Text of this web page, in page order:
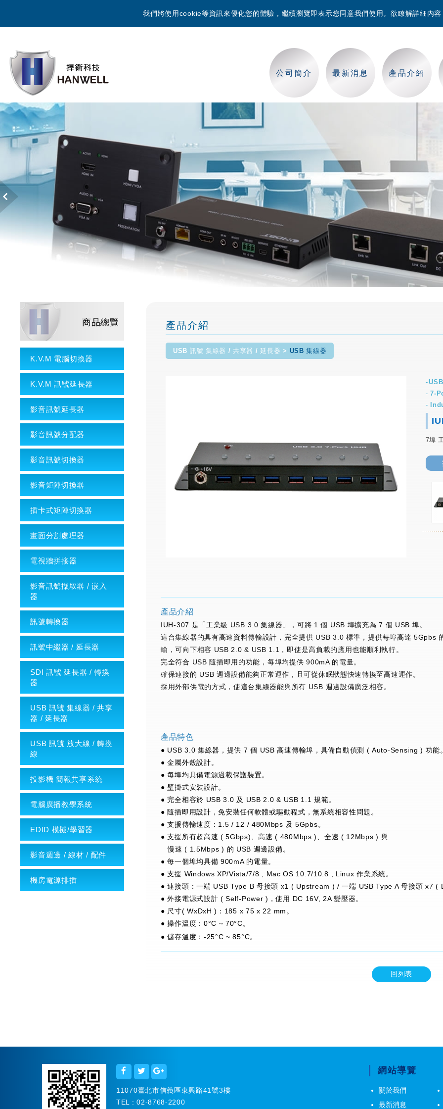
我們將使用cookie等資訊來優化您的體驗，繼續瀏覽即表示您同意我們使用。欲瞭解詳細內容
公司簡介 最新消息 產品介紹
商品總覽
K.V.M 電腦切換器
K.V.M 訊號延長器
影音訊號延長器
影音訊號分配器
影音訊號切換器
影音矩陣切換器
插卡式矩陣切換器
畫面分割處理器
電視牆拼接器
影音訊號擷取器 / 嵌入
器
訊號轉換器
訊號中繼器 / 延長器
SDI 訊號 延長器 / 轉換
器
USB 訊號 集線器 / 共享
器 / 延長器
USB 訊號 放大線 / 轉換
線
投影機 簡報共享系統
電腦廣播教學系統
EDID 模擬/學習器
影音週邊 / 線材 / 配件
機房電源排插
產品介紹
USB 訊號 集線器 / 共享器 / 延長器 USB 集線器
-7-
-
7埠
產品介紹
IUH-307 是「工業級 USB 3.0 集線器」，可將 1 個 USB 埠擴充為 7 個 USB 埠。
這台集線器的具有高速資料傳輸設計，完全提供 USB 3.0 標準，提供每埠高達 5Gpbs
輸，可向下相容 USB 2.0 & USB 1.1，即使是高負載的應用也能順利執行。
完全符合 USB 隨插即用的功能，每埠均提供 900mA 的電量。
確保連接的 USB 週邊設備能夠正常運作，且可從休眠狀態快速轉換至高速運作。
採用外部供電的方式，使這台集線器能與所有 USB 週邊設備廣泛相容。
產品特色
● USB 3.0 集線器，提供 7 個 USB 高速傳輸埠，具備自動偵測 ( Auto-Sensing ) 功能。
● 金屬外殼設計。
● 每埠均具備電源過載保護裝置。
● 壁掛式安裝設計。
● 完全相容於 USB 3.0 及 USB 2.0 & USB 1.1 規範。
● 隨插即用設計，免安裝任何軟體或驅動程式，無系統相容性問題。
● 支援傳輸速度：1.5 / 12 / 480Mbps 及 5Gpbs。
● 支援所有超高速 ( 5Gbps)、高速 ( 480Mbps )、全速 ( 12Mbps ) 與
慢速 ( 1.5Mbps ) 的 USB 週邊設備。
● 每一個埠均具備 900mA 的電量。
● 支援 Windows XP/Vista/7/8 , Mac OS 10.7/10.8 , Linux 作業系統。
● 連接頭：一端 USB Type B 母接頭 x1 ( Upstream ) / 一端 USB Type A 母接頭 x7 (
● 外接電源式設計 ( Self-Power )，使用 DC 16V, 2A 變壓器。
● 尺寸( WxDxH )：185 x 75 x 22 mm。
● 操作溫度：0°C ~ 70°C。
● 儲存溫度：-25°C ~ 85°C。
回列表
11070臺北市信義區東興路41號3樓
TEL : 02-8768-2200
網站導覽
關於我們
最新消息